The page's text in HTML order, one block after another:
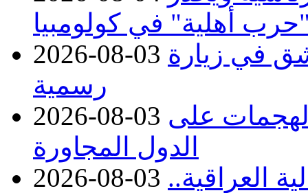
أهلية" في كولومبيا
2026-08-03 في زيارة
رسمية
2026-08-03 على
الدول المجاورة
2026-08-03 العراقية..